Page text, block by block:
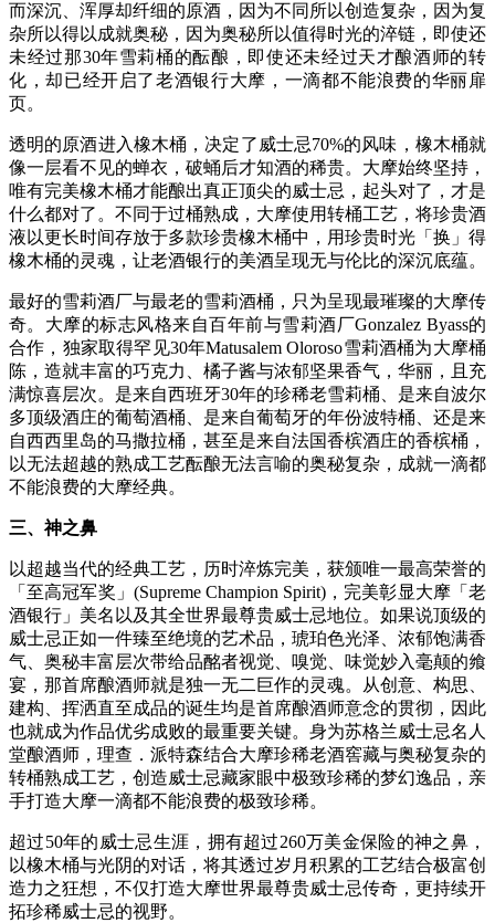
而深沉、浑厚却纤细的原酒，因为不同所以创造复杂，因为复
杂所以得以成就奥秘，因为奥秘所以值得时光的淬链，即使还
未经过那30年雪莉桶的酝酿，即使还未经过天才酿酒师的转
化，却已经开启了老酒银行大摩，一滴都不能浪费的华丽扉
页。
透明的原酒进入橡木桶，决定了威士忌70%的风味，橡木桶就
像一层看不见的蝉衣，破蛹后才知酒的稀贵。大摩始终坚持，
唯有完美橡木桶才能酿出真正顶尖的威士忌，起头对了，才是
什么都对了。不同于过桶熟成，大摩使用转桶工艺，将珍贵酒
液以更长时间存放于多款珍贵橡木桶中，用珍贵时光「换」得
橡木桶的灵魂，让老酒银行的美酒呈现无与伦比的深沉底蕴。
最好的雪莉酒厂与最老的雪莉酒桶，只为呈现最璀璨的大摩传
奇。大摩的标志风格来自百年前与雪莉酒厂Gonzalez Byass的
合作，独家取得罕见30年Matusalem Oloroso雪莉酒桶为大摩桶
陈，造就丰富的巧克力、橘子酱与浓郁坚果香气，华丽，且充
满惊喜层次。是来自西班牙30年的珍稀老雪莉桶、是来自波尔
多顶级酒庄的葡萄酒桶、是来自葡萄牙的年份波特桶、还是来
自西西里岛的马撒拉桶，甚至是来自法国香槟酒庄的香槟桶，
以无法超越的熟成工艺酝酿无法言喻的奥秘复杂，成就一滴都
不能浪费的大摩经典。
三、神之鼻
以超越当代的经典工艺，历时淬炼完美，获颁唯一最高荣誉的
「至高冠军奖」(Supreme Champion Spirit)，完美彰显大摩「老
酒银行」美名以及其全世界最尊贵威士忌地位。如果说顶级的
威士忌正如一件臻至绝境的艺术品，琥珀色光泽、浓郁饱满香
气、奥秘丰富层次带给品酩者视觉、嗅觉、味觉妙入毫颠的飨
宴，那首席酿酒师就是独一无二巨作的灵魂。从创意、构思、
建构、挥洒直至成品的诞生均是首席酿酒师意念的贯彻，因此
也就成为作品优劣成败的最重要关键。身为苏格兰威士忌名人
堂酿酒师，理查．派特森结合大摩珍稀老酒窖藏与奥秘复杂的
转桶熟成工艺，创造威士忌藏家眼中极致珍稀的梦幻逸品，亲
手打造大摩一滴都不能浪费的极致珍稀。
超过50年的威士忌生涯，拥有超过260万美金保险的神之鼻，
以橡木桶与光阴的对话，将其透过岁月积累的工艺结合极富创
造力之狂想，不仅打造大摩世界最尊贵威士忌传奇，更持续开
拓珍稀威士忌的视野。